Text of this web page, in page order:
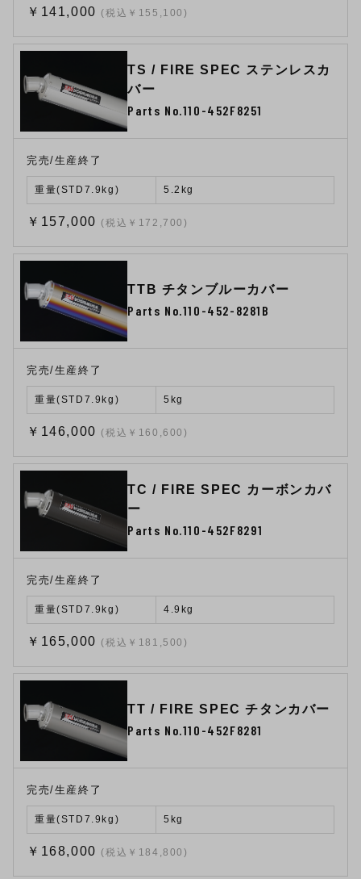
￥141,000 (税込￥155,100)
TS / FIRE SPEC ステンレスカ
バー
Parts No.110-452F8251
完売/生産終了
重量(STD7.9kg) 5.2kg
￥157,000 (税込￥172,700)
TTB チタンブルーカバー
Parts No.110-452-8281B
完売/生産終了
重量(STD7.9kg) 5kg
￥146,000 (税込￥160,600)
TC / FIRE SPEC カーボンカバ
ー
Parts No.110-452F8291
完売/生産終了
重量(STD7.9kg) 4.9kg
￥165,000 (税込￥181,500)
TT / FIRE SPEC チタンカバー
Parts No.110-452F8281
完売/生産終了
重量(STD7.9kg) 5kg
￥168,000 (税込￥184,800)